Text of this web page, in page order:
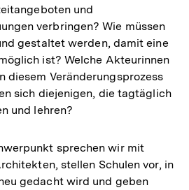
und
verbringen? Wie müssen
gestaltet werden, damit eine
ist? Welche Akteurinnen
diesem Veränderungsprozess
sich diejenigen, die tagtäglich
und lehren?
sprechen wir mit
stellen Schulen vor, in
gedacht wird und geben